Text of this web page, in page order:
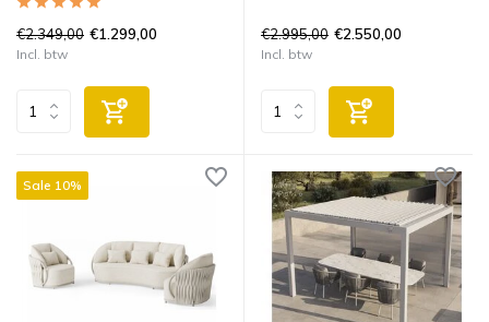
€2.349,00 €1.299,00
Incl. btw
€2.995,00 €2.550,00
Incl. btw
Sale 10%